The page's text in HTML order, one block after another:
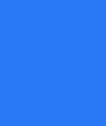
vekovým